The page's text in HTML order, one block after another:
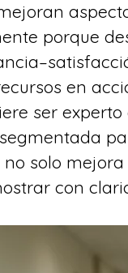
porque
en
ser
solo
con